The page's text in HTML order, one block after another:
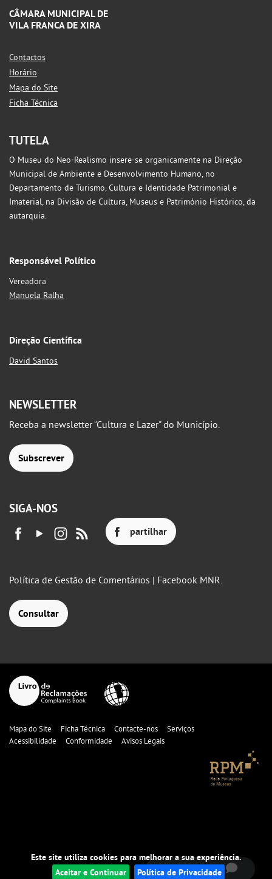
CÂMARA MUNICIPAL DE
VILA FRANCA DE XIRA
Contactos
Horário
Mapa do Site
Ficha Técnica
TUTELA
O Museu do Neo-Realismo insere-se organicamente na Direção
Municipal de Ambiente e Desenvolvimento Humano, no
Departamento de Turismo, Cultura e Identidade Patrimonial e
Imaterial, na Divisão de Cultura, Museus e Património Histórico, da
autarquia.
Responsável Político
Vereadora
Manuela Ralha
Direção Científica
David Santos
NEWSLETTER
Receba a newsletter “Cultura e Lazer" do Município.
Subscrever
SIGA-NOS
partilhar
Política de Gestão de Comentários | Facebook MNR.
Consultar
Mapa do Site Ficha Técnica Contacte-nos
Serviços
Acessibilidade
Conformidade Avisos Legais
fale connosco!